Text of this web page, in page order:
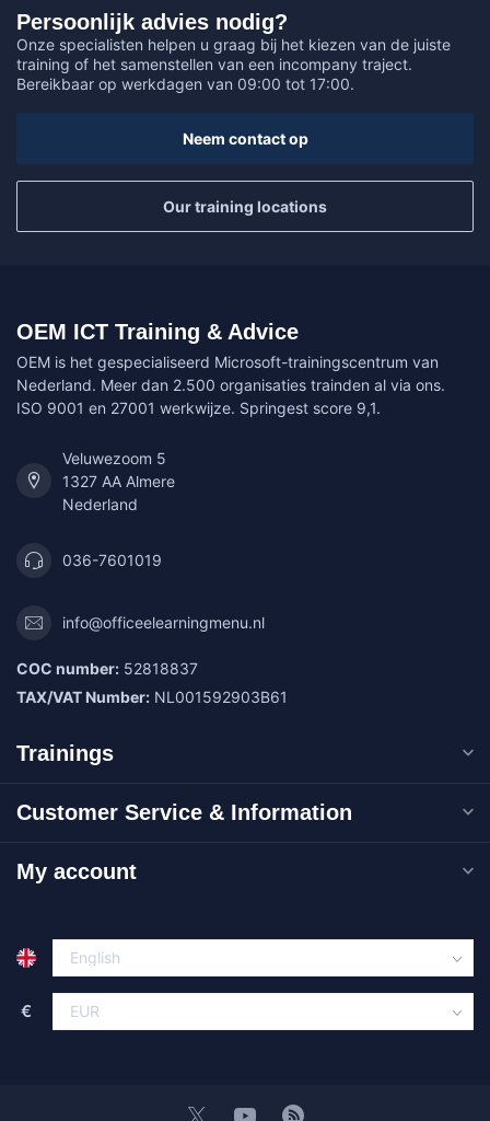
Persoonlijk advies nodig?
Onze specialisten helpen u graag bij het kiezen van de juiste
training of het samenstellen van een incompany traject.
Bereikbaar op werkdagen van 09:00 tot 17:00.
Neem contact op
Our training locations
OEM ICT Training & Advice
OEM is het gespecialiseerd Microsoft-trainingscentrum van
Nederland. Meer dan 2.500 organisaties trainden al via ons.
ISO 9001 en 27001 werkwijze. Springest score 9,1.
Veluwezoom 5
1327 AA Almere
Nederland
036-7601019
info@officeelearningmenu.nl
COC number: 52818837
TAX/VAT Number: NL001592903B61
Trainings
Customer Service & Information
My account
€